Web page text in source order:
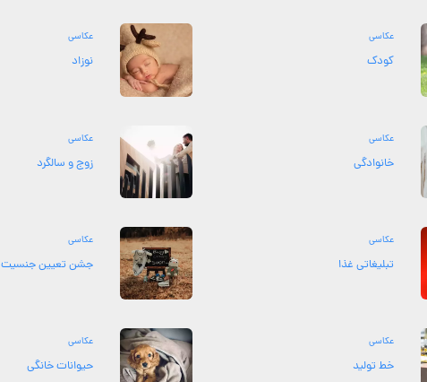
عکاسی
کودک
عکاسی
نوزاد
عکاسی
خانوادگی
عکاسی
زوج و سالگرد
عکاسی
تبلیغاتی غذا
عکاسی
جشن تعیین جنسیت
عکاسی
خط تولید
عکاسی
حیوانات خانگی